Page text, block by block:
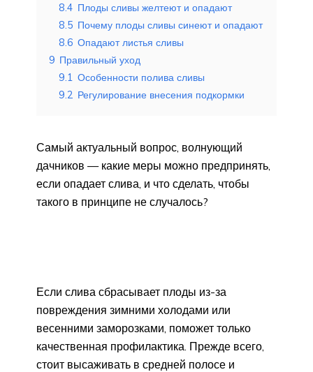
8.4 Плоды сливы желтеют и опадают
8.5 Почему плоды сливы синеют и опадают
8.6 Опадают листья сливы
9 Правильный уход
9.1 Особенности полива сливы
9.2 Регулирование внесения подкормки
Самый актуальный вопрос, волнующий
дачников — какие меры можно предпринять,
если опадает слива, и что сделать, чтобы
такого в принципе не случалось?
Если слива сбрасывает плоды из-за
повреждения зимними холодами или
весенними заморозками, поможет только
качественная профилактика. Прежде всего,
стоит высаживать в средней полосе и